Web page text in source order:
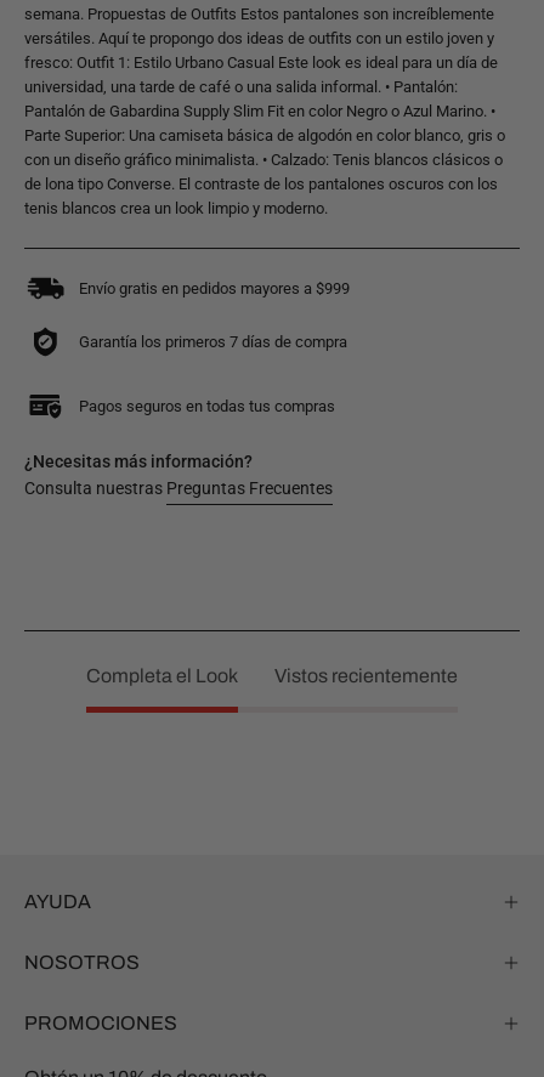
semana. Propuestas de Outfits Estos pantalones son increíblemente
versátiles. Aquí te propongo dos ideas de outfits con un estilo joven y
fresco: Outfit 1: Estilo Urbano Casual Este look es ideal para un día de
universidad, una tarde de café o una salida informal. • Pantalón:
Pantalón de Gabardina Supply Slim Fit en color Negro o Azul Marino. •
Parte Superior: Una camiseta básica de algodón en color blanco, gris o
con un diseño gráfico minimalista. • Calzado: Tenis blancos clásicos o
de lona tipo Converse. El contraste de los pantalones oscuros con los
tenis blancos crea un look limpio y moderno.
Envío gratis en pedidos mayores a $999
Garantía los primeros 7 días de compra
Pagos seguros en todas tus compras
¿Necesitas más información?
Consulta nuestras Preguntas Frecuentes
Completa el Look Vistos recientemente
AYUDA
NOSOTROS
PROMOCIONES